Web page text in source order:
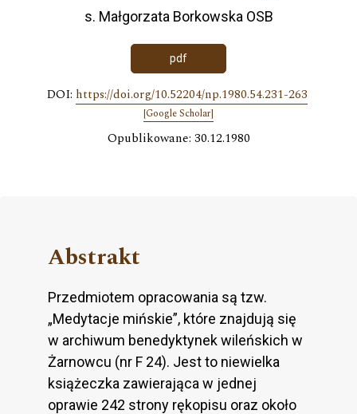
s. Małgorzata Borkowska OSB
pdf
DOI: https://doi.org/10.52204/np.1980.54.231-263
[Google Scholar]
Opublikowane: 30.12.1980
Abstrakt
Przedmiotem opracowania są tzw.
„Medytacje mińskie”, które znajdują się
w archiwum benedyktynek wileńskich w
Żarnowcu (nr F 24). Jest to niewielka
książeczka zawierająca w jednej
oprawie 242 strony rękopisu oraz około